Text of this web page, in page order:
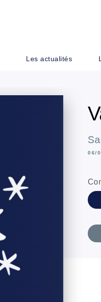
Les actualités
06/